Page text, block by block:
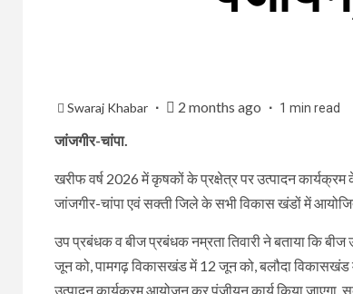
Swaraj Khabar 2 months ago 1 min read
जांजगीर-चांपा.
खरीफ वर्ष 2026 में कृषकों के प्रक्षेत्र पर उत्पादन
जांजगीर-चांपा एवं सक्ती जिले के सभी विकास खंडों में
उप प्रबंधक व बीज प्रबंधक नम्रता तिवारी ने बताया कि
जून को, पामगढ़ विकासखंड में 12 जून को, बलौदा
उत्पादन कार्यक्रम आयोजन कर पंजीयन कार्य किया